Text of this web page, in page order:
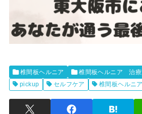
椎間板ヘルニア
椎間板ヘルニア 治療
pickup
セルフケア 椎間板ヘルニア